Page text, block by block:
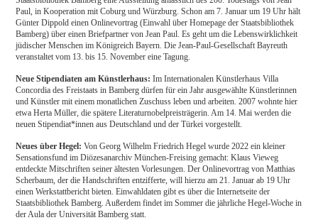
Paul, in Kooperation mit Coburg und Würzburg. Schon am 7. Januar um 19 Uhr hält
Günter Dippold einen Onlinevortrag (Einwahl über Homepage der Staatsbibliothek
Bamberg) über einen Briefpartner von Jean Paul. Es geht um die Lebenswirklichkeit
jüdischer Menschen im Königreich Bayern. Die Jean-Paul-Gesellschaft Bayreuth
veranstaltet vom 13. bis 15. November eine Tagung.
Neue Stipendiaten am Künstlerhaus: Im Internationalen Künstlerhaus Villa
Concordia des Freistaats in Bamberg dürfen für ein Jahr ausgewählte Künstlerinnen
und Künstler mit einem monatlichen Zuschuss leben und arbeiten. 2007 wohnte hier
etwa Herta Müller, die spätere Literaturnobelpreisträgerin. Am 14. Mai werden die
neuen Stipendiat*innen aus Deutschland und der Türkei vorgestellt.
Neues über Hegel: Von Georg Wilhelm Friedrich Hegel wurde 2022 ein kleiner
Sensationsfund im Diözesanarchiv München-Freising gemacht: Klaus Vieweg
entdeckte Mitschriften seiner ältesten Vorlesungen. Der Onlinevortrag von Matthias
Scherbaum, der die Handschriften entzifferte, will hierzu am 21. Januar ab 19 Uhr
einen Werkstattbericht bieten. Einwahldaten gibt es über die Internetseite der
Staatsbibliothek Bamberg. Außerdem findet im Sommer die jährliche Hegel-Woche in
der Aula der Universität Bamberg statt.